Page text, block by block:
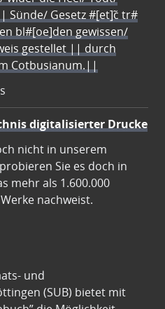
Sünde/ Gesetz #[et]c̃ tr#
bl#[oe]den gewissen/
gestellet || durch
Cotbusianum.||
digitalisierter Drucke
nicht in unserem
Sie es doch in
mehr als 1.600.000
nachweist.
und
(SUB) bietet mit